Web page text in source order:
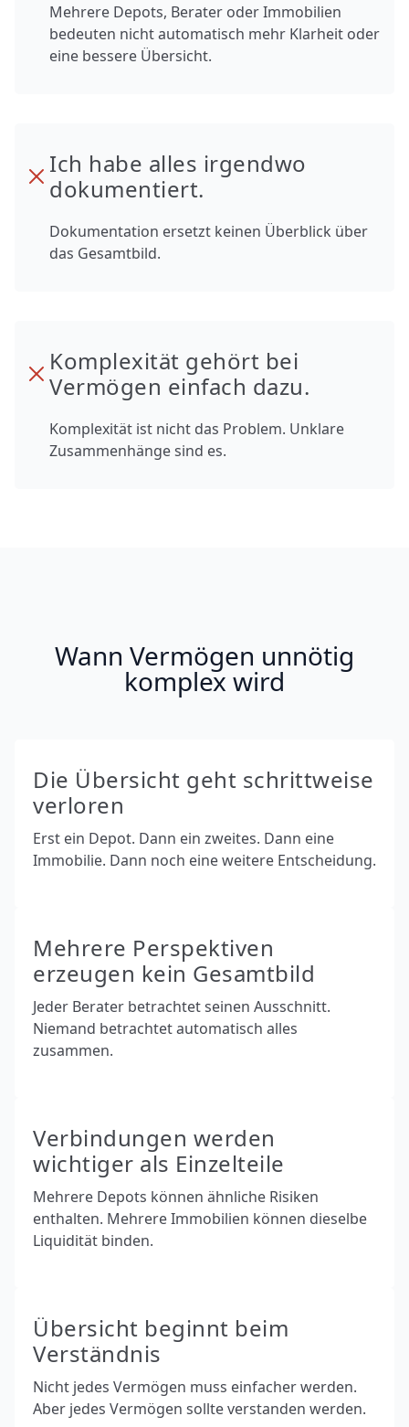
Mehrere Depots, Berater oder Immobilien
bedeuten nicht automatisch mehr Klarheit oder
eine bessere Übersicht.
Ich habe alles irgendwo
dokumentiert.
Dokumentation ersetzt keinen Überblick über
das Gesamtbild.
Komplexität gehört bei
Vermögen einfach dazu.
Komplexität ist nicht das Problem. Unklare
Zusammenhänge sind es.
Wann Vermögen unnötig
komplex wird
Die Übersicht geht schrittweise
verloren
Erst ein Depot. Dann ein zweites. Dann eine
Immobilie. Dann noch eine weitere Entscheidung.
Mehrere Perspektiven
erzeugen kein Gesamtbild
Jeder Berater betrachtet seinen Ausschnitt.
Niemand betrachtet automatisch alles
zusammen.
Verbindungen werden
wichtiger als Einzelteile
Mehrere Depots können ähnliche Risiken
enthalten. Mehrere Immobilien können dieselbe
Liquidität binden.
Übersicht beginnt beim
Verständnis
Nicht jedes Vermögen muss einfacher werden.
Aber jedes Vermögen sollte verstanden werden.